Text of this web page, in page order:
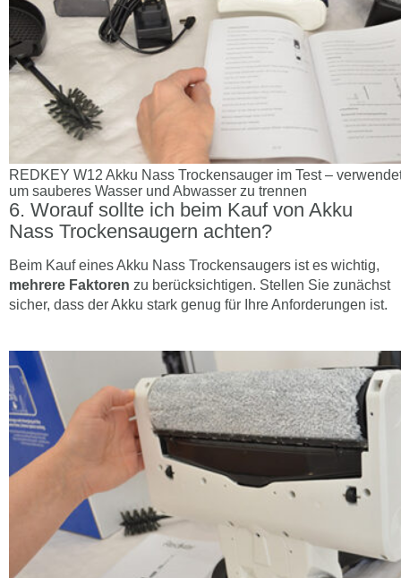
REDKEY W12 Akku Nass Trockensauger im Test –
um sauberes Wasser und Abwasser zu trennen
Worauf sollte ich beim Kauf von Akku
Nass Trockensaugern achten?
Beim Kauf eines Akku Nass Trockensaugers ist es wichtig,
mehrere Faktoren zu berücksichtigen. Stellen Sie zunächst
sicher, dass der Akku stark genug für Ihre Anforderungen ist.